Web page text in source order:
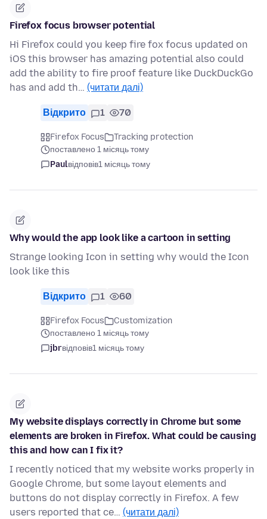
Firefox focus browser potential
Hi Firefox could you keep fire fox focus updated on
iOS this browser has amazing potential also could
add the ability to fire proof feature like DuckDuckGo
has and add th… (читати далі)
Відкрито 1 70
Firefox Focus
Tracking protection
поставлено 1 місяць тому
Paulвідповів1 місяць тому
Why would the app look like a cartoon in setting
Strange looking Icon in setting why would the Icon
look like this
Відкрито 1 60
Firefox Focus
Customization
поставлено 1 місяць тому
jbrвідповів1 місяць тому
My website displays correctly in Chrome but some
elements are broken in Firefox. What could be causing
this and how can I fix it?
I recently noticed that my website works properly in
Google Chrome, but some layout elements and
buttons do not display correctly in Firefox. A few
users reported that ce… (читати далі)